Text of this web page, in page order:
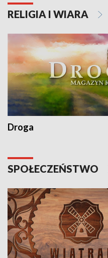
RELIGIA I WIARA
Droga
SPOŁECZEŃSTWO